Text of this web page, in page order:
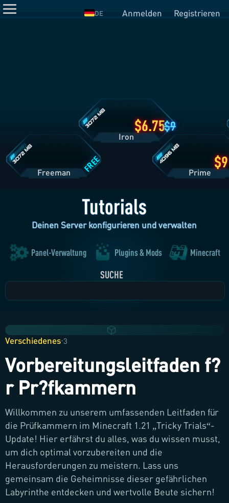
DE Anmelden Registrieren
6.75
Tutorials
Deinen Server konfigurieren und verwalten
Panel-Verwaltung Plugins & Mods Minecraft
SUCHE
Verschiedenes·3
Vorbereitungsleitfaden f?
r Pr?fkammern
Willkommen zu unserem umfassenden Leitfaden für
die Prüfkammern im Minecraft 1.21 „Tricky Trials“-
Update! Hier erfährst du alles, was du wissen musst,
um dich optimal vorzubereiten und die
Herausforderungen zu meistern. Lass uns
gemeinsam die Geheimnisse dieser gefährlichen
Labyrinthe entdecken und wertvolle Beute sichern!